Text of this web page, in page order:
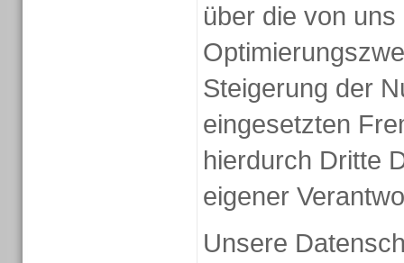
über die von uns
Steigerung der
eingesetzten
hierdurch Dritte
eigener
Unsere